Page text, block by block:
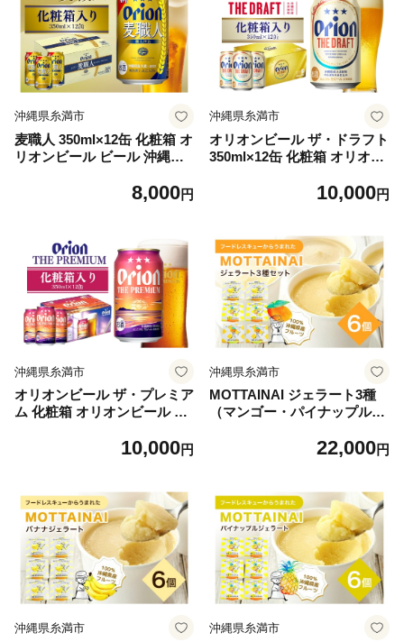
沖縄県糸満市
麦職人 350ml×12缶 化粧箱 オ
リオンビール ビール 沖縄県
8,000円
沖縄県糸満市
オリオンビール ザ・ドラフト
350ml×12缶 化粧箱 オリオン
10,000円
沖縄県糸満市
オリオンビール ザ・プレミア
ム 化粧箱 オリオンビール ビ
10,000円
沖縄県糸満市
MOTTAINAI ジェラート3種
（マンゴー・パイナップル・
22,000円
沖縄県糸満市 沖縄県糸満市